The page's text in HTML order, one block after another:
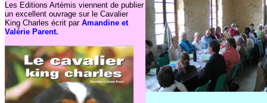
Les Editions Artémis viennent de publier
un excellent ouvrage sur le Cavalier
King Charles écrit par Amandine et
Valérie Parent.